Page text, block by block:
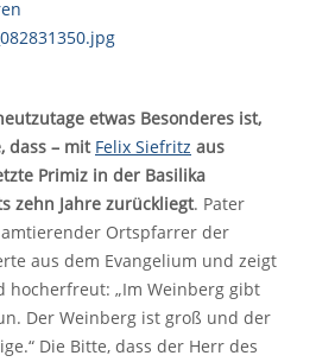
etwas Besonderes ist,
dass – mit Felix Siefritz aus
Primiz in der Basilika
zehn Jahre zurückliegt. Pater
Ortspfarrer der
aus dem Evangelium und zeigt
hocherfreut: „Im Weinberg gibt
Der Weinberg ist groß und der
Die Bitte, dass der Herr des